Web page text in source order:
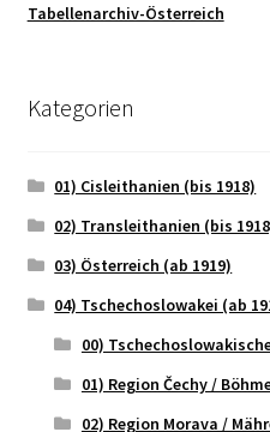
Tabellenarchiv-Österreich
Kategorien
01) Cisleithanien (bis 1918)
02) Transleithanien (bis
03) Österreich (ab 1919)
04) Tschechoslowakei (ab
00)
01) Region Čechy /
02) Region Morava /